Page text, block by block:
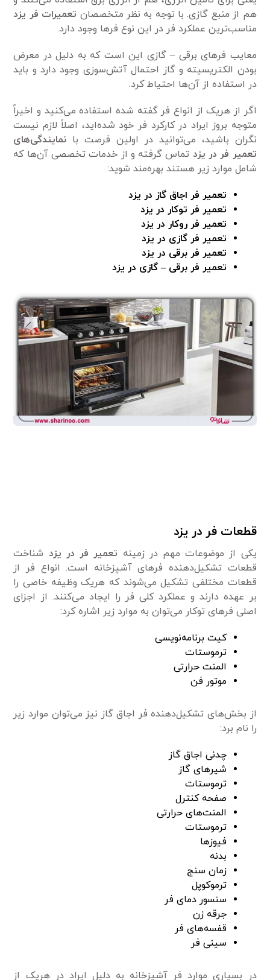
هم از منبع گازی. با توجه به نظر متخصصان تعمیرات فر یزد
مناسب‌ترین عملکرد فر در این نوع فر‌ها وجود دارد.
معایب فر‌های برقی – گازی این است که به دلیل در معرض
بودن الکتریسیته و گاز احتمال آتش‌سوزی وجود دارد و باید
در استفاده از آن‌ها احتیاط کرد.
اگر از هریک از انواع فر گفته شده استفاده می‌کنید و اخیراً
متوجه بروز ایراد در کارکرد فر خود شده‌اید، اصلاً لازم نیست
نگران باشید، می‌توانید در اولین فرصت با نمایندگی‌های
تعمیر فر در یزد تماس گرفته و از خدمات تخصصی آن‌ها که
شامل موارد زیر هستند بهره‌مند شوید:
تعمیر فر اجاق گاز در یزد
تعمیر فر توکار در یزد
تعمیر فر روکار در یزد
تعمیر فر گازی در یزد
تعمیر فر برقی در یزد
تعمیر فر برقی – گازی در یزد
قطعات فر در یزد
یکی از موضوعات مهم در زمینه تعمیر فر در یزد شناخت
قطعات تشکیل‌دهنده فر‌های آشپزخانه است. انواع فر از
قطعات مختلفی تشکیل می‌شوند که هریک وظیفه خاصی را
بر عهده دارند و عملکرد کلی فر را ایجاد می‌کنند. از اجزای
اصلی فر‌های توکار می‌توان به موارد زیر اشاره کرد:
کیت برنامه‌نویسی
ترموستات
المنت حرارتی
موتور فن
از بخش‌های تشکیل‌دهنده فر اجاق گاز نیز می‌توان موارد زیر
را نام برد:
چدنی اجاق گاز
شیر‌های گاز
ترموستات
صفحه کنترل
المنت‌های حرارتی
ترموستات
فیوز‌ها
بدنه
زمان سنج
ترموکوپل
سنسور دمای فر
جرقه زن
قفسه‌های فر
سینی فر
در بسیاری موارد فر آشپزخانه به دلیل ایراد در هریک از